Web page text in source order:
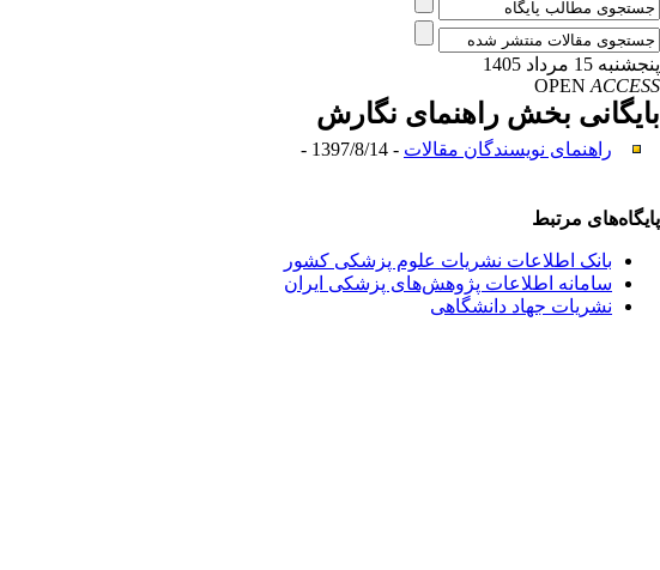
پنجشنبه 15 مرداد 1405
OPEN ACCESS
بایگانی بخش راهنمای نگارش
راهنمای نویسندگان مقالات - 1397/8/14 -
پایگاه‌های مرتبط
بانک اطلاعات نشریات علوم پزشکی کشور
سامانه اطلاعات پژوهش‌های پزشکی ایران
نشریات جهاد دانشگاهی